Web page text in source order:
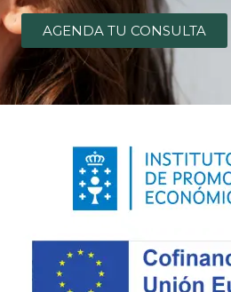
AGENDA TU CONSULTA